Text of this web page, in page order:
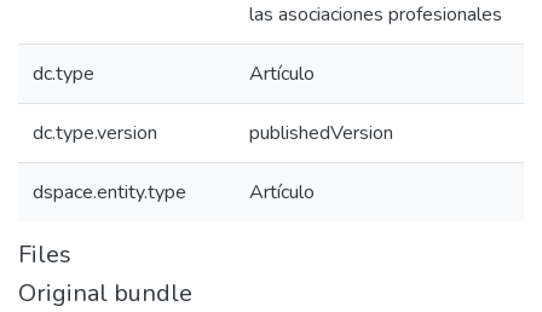
las asociaciones profesionales
dc.type Artículo
dc.type.version publishedVersion
dspace.entity.type Artículo
Files
Original bundle